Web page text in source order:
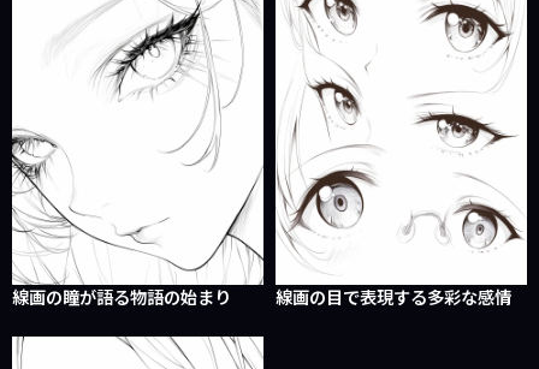
線画の瞳が語る物語の始まり 線画の目で表現する多彩な感情